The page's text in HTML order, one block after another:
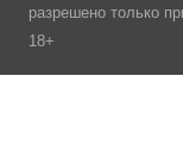
разрешено только
18+